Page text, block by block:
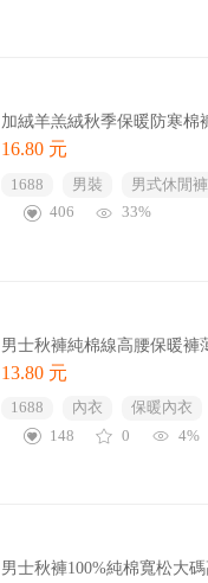
加絨羊羔絨秋季保暖防寒棉
16.80 元
1688 男裝 男式休閒褲
406
33%
男士秋褲純棉線高腰保暖褲
13.80 元
1688 內衣 保暖內衣
148
0 4%
男士秋褲100%純棉寬松大